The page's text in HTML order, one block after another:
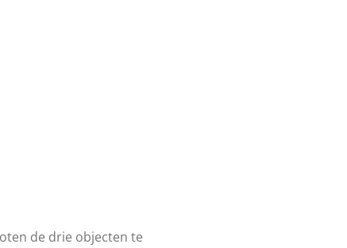
de drie objecten te